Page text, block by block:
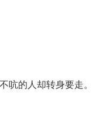
吭的人却转身要走。